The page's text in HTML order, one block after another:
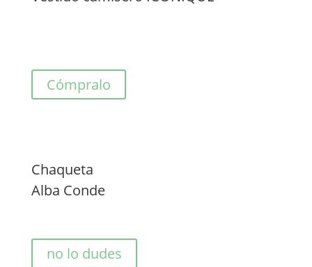
Cómpralo
Chaqueta
Alba Conde
no lo dudes